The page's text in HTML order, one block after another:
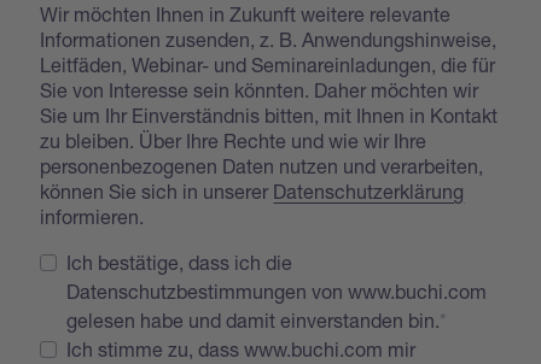
Wir möchten Ihnen in Zukunft weitere relevante
Informationen zusenden, z. B. Anwendungshinweise,
Leitfäden, Webinar- und Seminareinladungen, die für
Sie von Interesse sein könnten. Daher möchten wir
Sie um Ihr Einverständnis bitten, mit Ihnen in Kontakt
zu bleiben. Über Ihre Rechte und wie wir Ihre
personenbezogenen Daten nutzen und verarbeiten,
können Sie sich in unserer Datenschutzerklärung
informieren.
Ich bestätige, dass ich die
Datenschutzbestimmungen von www.buchi.com
gelesen habe und damit einverstanden bin.
Ich stimme zu, dass www.buchi.com mir